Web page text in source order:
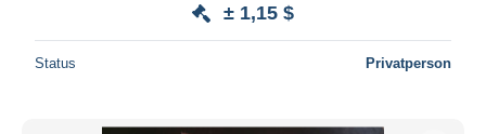
± 1,15 $
Status Privatperson